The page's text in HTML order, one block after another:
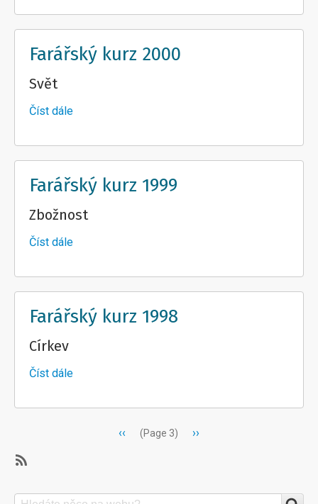
kurz
2001
Farářský kurz 2000
Svět
Číst dále
kurz
2000
Farářský kurz 1999
Zbožnost
Číst dále
kurz
1999
Farářský kurz 1998
Církev
Číst dále
kurz
Předchozí
‹‹ (Page 3)
Následující
››
to